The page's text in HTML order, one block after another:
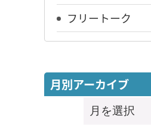
フリートーク
月別アーカイブ
月
別